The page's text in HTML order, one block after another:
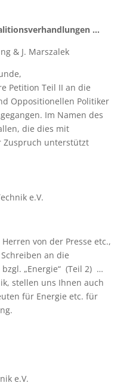
…
& J. Marszalek
Petition Teil II an die
Oppositionellen Politiker
Im Namen des
die dies mit
Zuspruch unterstützt
e.V.
von der Presse etc.,
an die
„Energie“ (Teil 2) …
stellen uns Ihnen auch
für Energie etc. für
e.V.